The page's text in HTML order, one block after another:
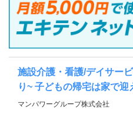
施設介護・看護/デイサー
り~ 子どもの帰宅は家で迎
マンパワーグループ株式会社